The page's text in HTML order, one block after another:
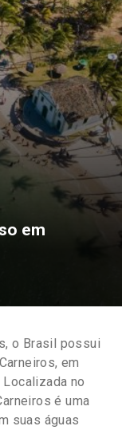
em
o Brasil possui
em
no
é uma
suas águas